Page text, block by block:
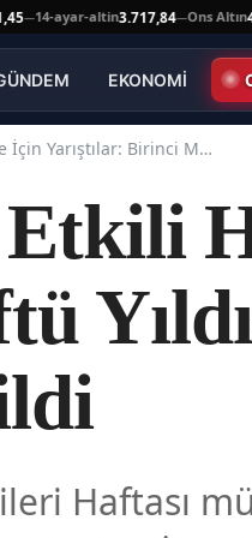
altin3.717,84— Ons Altın4.271,98
EKONOMİ
Kars'ta En Etkili Hutbe İçin Yarıştılar: Birinci Müftü Yıldız Tarafından Ödüllendirildi
Haftası